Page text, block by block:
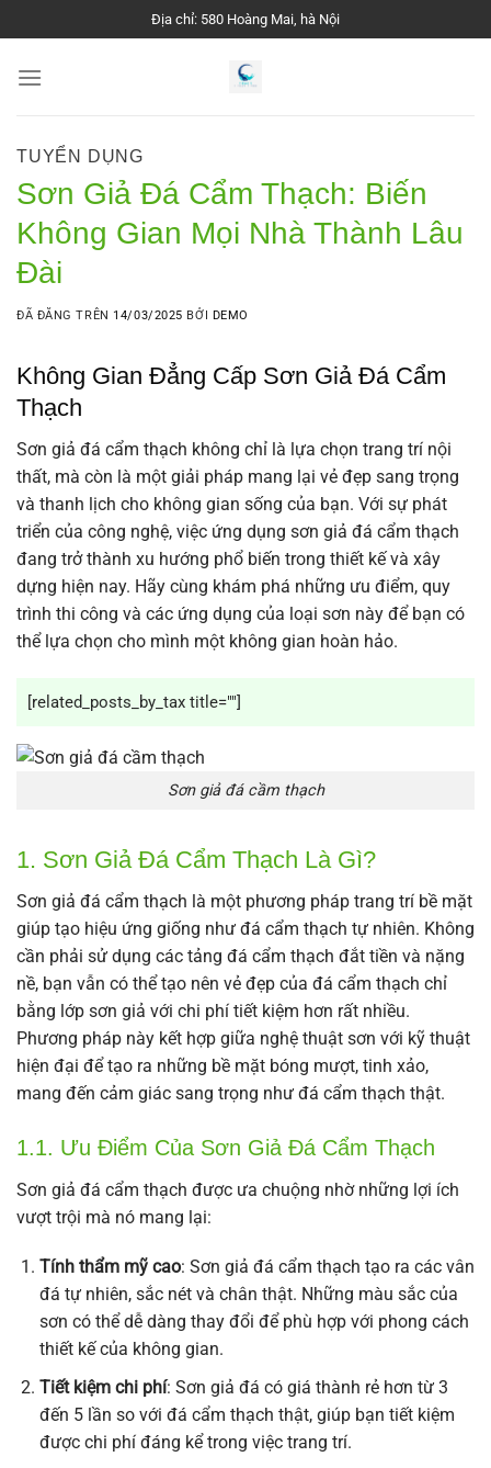
đến
nội
Địa chỉ: 580 Hoàng Mai, hà Nội
TUYỂN DỤNG
Sơn Giả Đá Cẩm Thạch: Biến
Không Gian Mọi Nhà Thành Lâu
Đài
ĐÃ ĐĂNG TRÊN 14/03/2025 BỞI DEMO
Không Gian Đẳng Cấp Sơn Giả Đá Cẩm
Thạch
Sơn giả đá cẩm thạch không chỉ là lựa chọn trang trí nội
thất, mà còn là một giải pháp mang lại vẻ đẹp sang trọng
và thanh lịch cho không gian sống của bạn. Với sự phát
triển của công nghệ, việc ứng dụng sơn giả đá cẩm thạch
đang trở thành xu hướng phổ biến trong thiết kế và xây
dựng hiện nay. Hãy cùng khám phá những ưu điểm, quy
trình thi công và các ứng dụng của loại sơn này để bạn có
thể lựa chọn cho mình một không gian hoàn hảo.
[related_posts_by_tax title=""]
Sơn giả đá cầm thạch
1. Sơn Giả Đá Cẩm Thạch Là Gì?
Sơn giả đá cẩm thạch là một phương pháp trang trí bề mặt
giúp tạo hiệu ứng giống như đá cẩm thạch tự nhiên. Không
cần phải sử dụng các tảng đá cẩm thạch đắt tiền và nặng
nề, bạn vẫn có thể tạo nên vẻ đẹp của đá cẩm thạch chỉ
bằng lớp sơn giả với chi phí tiết kiệm hơn rất nhiều.
Phương pháp này kết hợp giữa nghệ thuật sơn với kỹ thuật
hiện đại để tạo ra những bề mặt bóng mượt, tinh xảo,
mang đến cảm giác sang trọng như đá cẩm thạch thật.
1.1. Ưu Điểm Của Sơn Giả Đá Cẩm Thạch
Sơn giả đá cẩm thạch được ưa chuộng nhờ những lợi ích
vượt trội mà nó mang lại:
Tính thẩm mỹ cao: Sơn giả đá cẩm thạch tạo ra các vân
đá tự nhiên, sắc nét và chân thật. Những màu sắc của
sơn có thể dễ dàng thay đổi để phù hợp với phong cách
thiết kế của không gian.
Tiết kiệm chi phí: Sơn giả đá có giá thành rẻ hơn từ 3
đến 5 lần so với đá cẩm thạch thật, giúp bạn tiết kiệm
được chi phí đáng kể trong việc trang trí.